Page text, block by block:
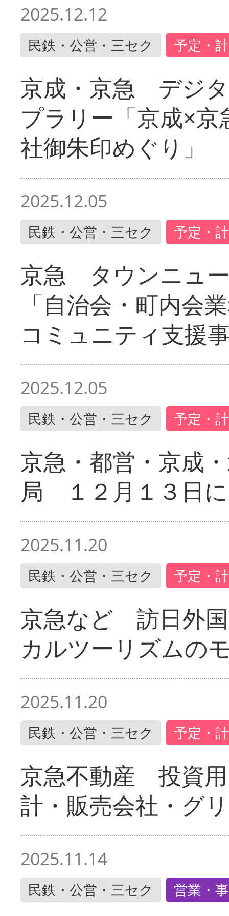
2025.12.12
民鉄・公営・三セク 予定・
京成・京急 デジ
プラリー「京成×
社御朱印めぐり」
2025.12.05
民鉄・公営・三セク 予定・
京急 タウンニュ
「自治会・町内会
コミュニティ支援
2025.12.05
民鉄・公営・三セク 予定・
京急・都営・京成
局 １２月１３日
2025.11.20
民鉄・公営・三セク 予定・
京急など 訪日外
カルツーリズムの
2025.11.20
民鉄・公営・三セク 予定・
京急不動産 投資
計・販売会社・グ
2025.11.14
民鉄・公営・三セク 営業・